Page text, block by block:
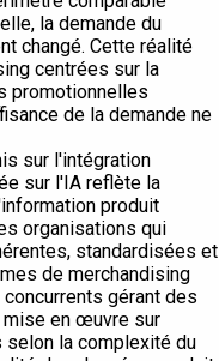
la demande du
changé. Cette réalité
centrées sur la
promotionnelles
de la demande ne
sur l'intégration
sur l'IA reflète la
produit
organisations qui
standardisées et
de merchandising
gérant des
mise en œuvre sur
la complexité du